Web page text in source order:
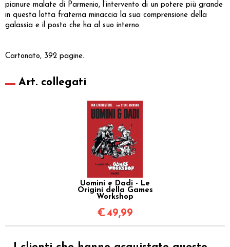
pianure malate di Parmenio, l’intervento di un potere più grande
in questa lotta fraterna minaccia la sua comprensione della
galassia e il posto che ha al suo interno.
Cartonato, 392 pagine.
Art. collegati
Uomini e Dadi - Le
Origini della Games
Workshop
€49,99